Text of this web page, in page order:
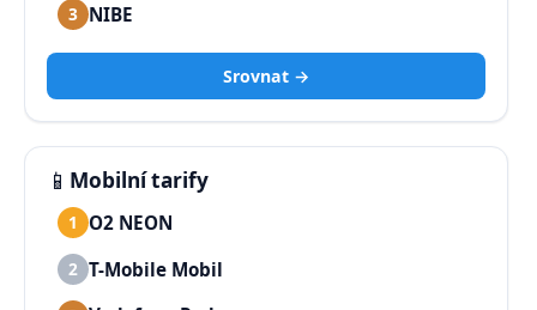
3 NIBE
Srovnat →
📱 Mobilní tarify
1 O2 NEON
2 T-Mobile Mobil